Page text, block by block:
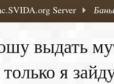
Server
выдать
только я